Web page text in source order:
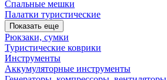
Спальные мешки
Палатки туристические
Показать еще
Рюкзаки, сумки
Туристические коврики
Инструменты
Аккумуляторные инструменты